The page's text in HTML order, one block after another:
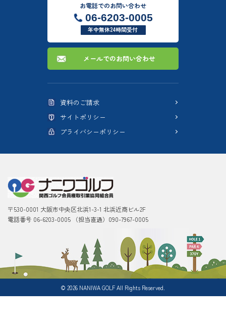
お電話でのお問い合わせ
06-6203-0005
年中無休24時間受付
メールでのお問い合わせ
資料のご請求
サイトポリシー
プライバシーポリシー
〒530-0001 大阪市中央区北浜1-3-1 北浜近商ビル2F
電話番号 06-6203-0005 （担当直通）090-7967-0005
©2026 NANIWA GOLF All Rights Reserved.